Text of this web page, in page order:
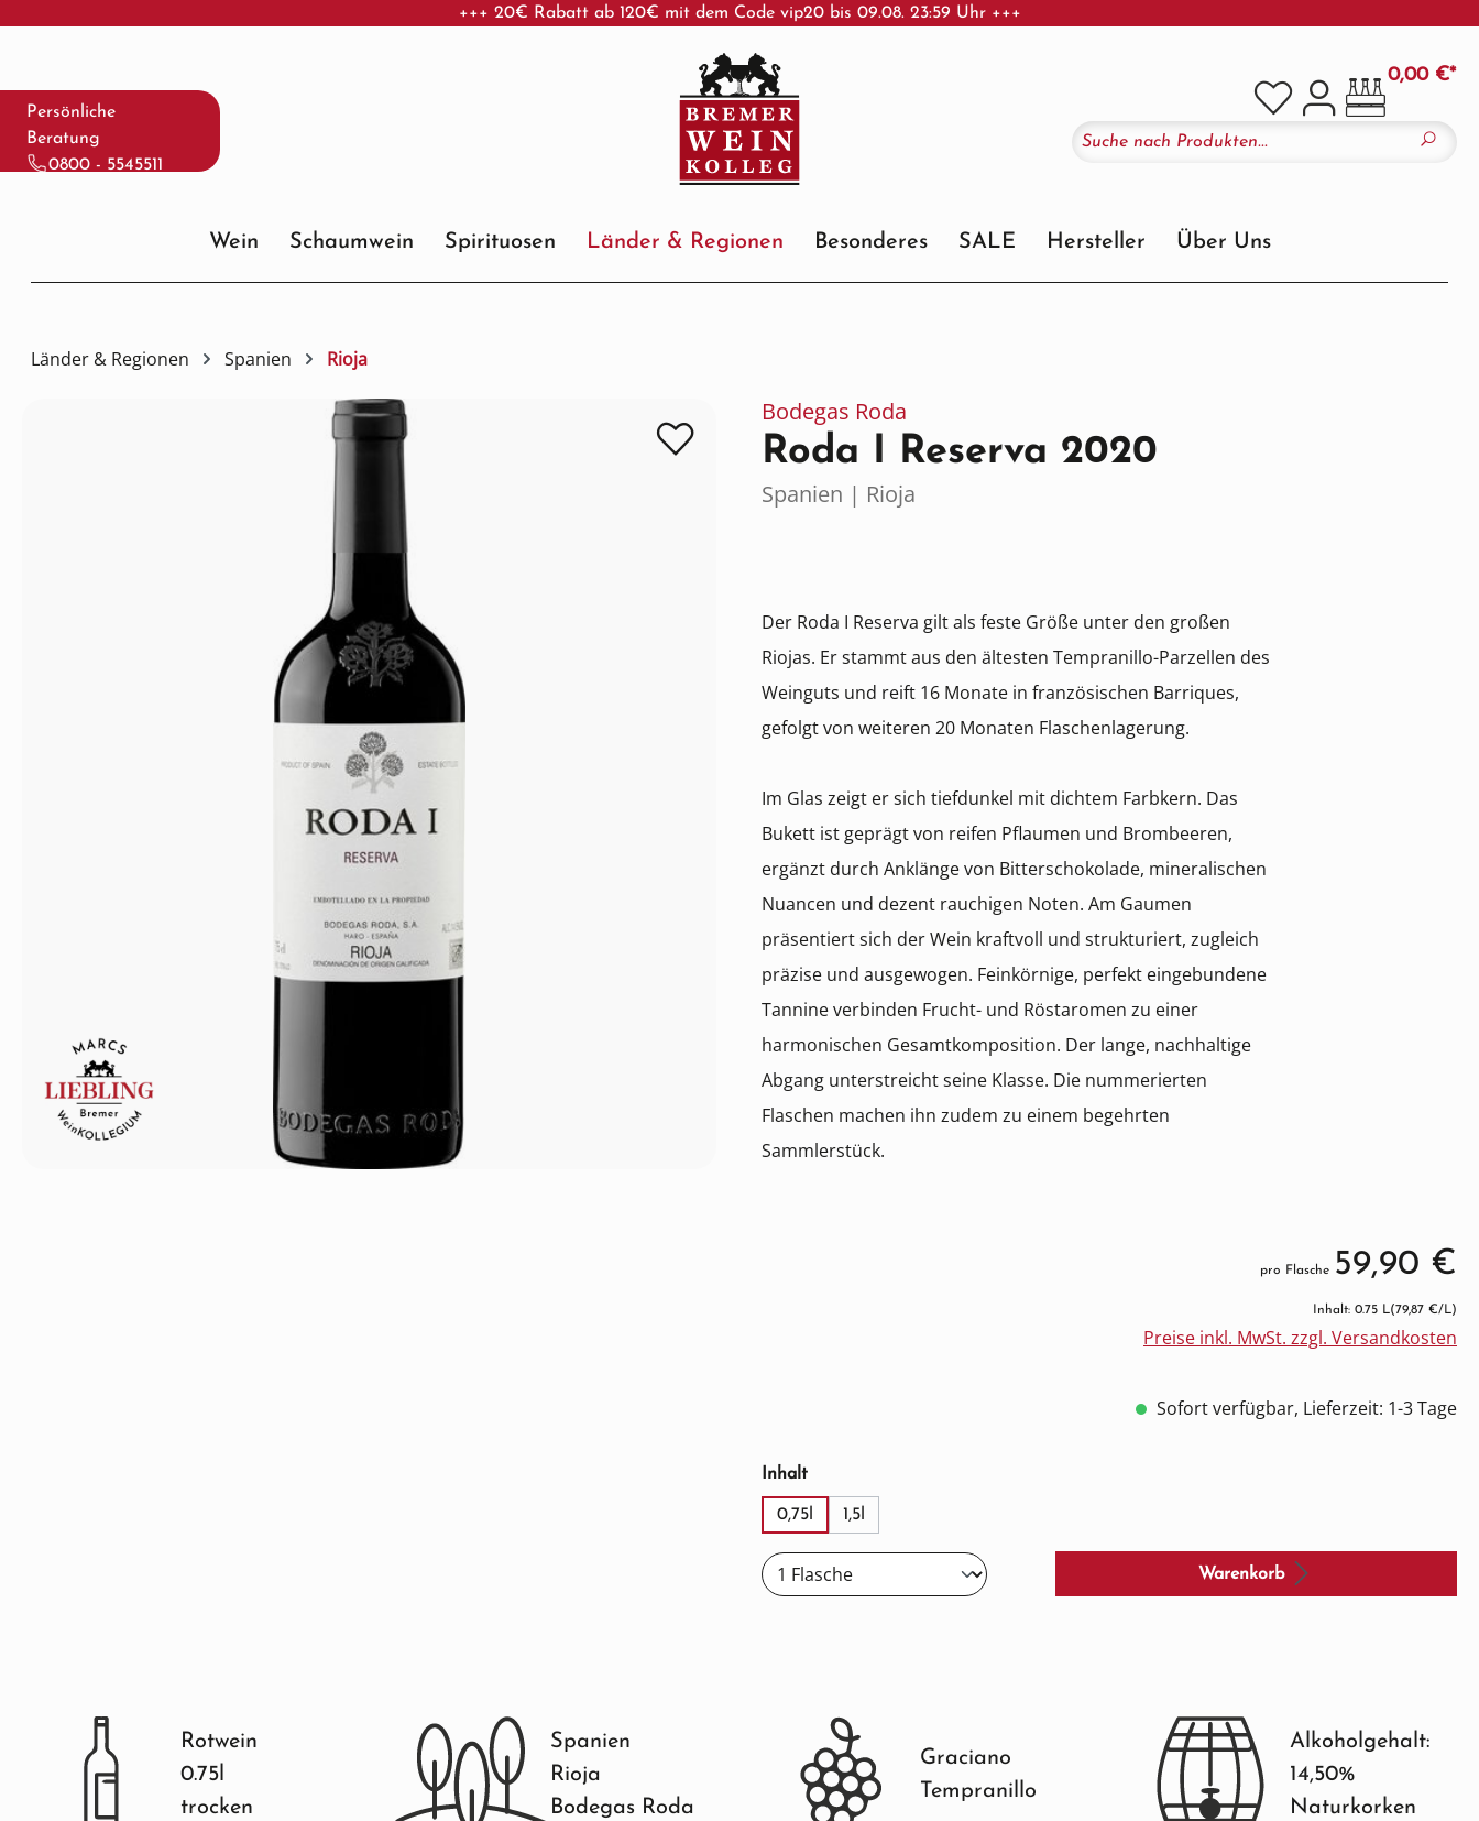
Hauptinhalt springen
Zur Suche springen
Zur Hauptnavigation springen
Persönliche
Beratung
0800 - 5545511
+++ 20€ Rabatt ab 120€ mit dem Code vip20 bis 09.08. 23:59 Uhr +++
0,00 €*
Wein Schaumwein Spirituosen Länder & Regionen Besonderes SALE Hersteller Über Uns
Länder & Regionen Spanien Rioja
Bodegas Roda
Roda I Reserva 2020
Spanien | Rioja
Der Roda I Reserva gilt als feste Größe unter den großen
Riojas. Er stammt aus den ältesten Tempranillo-Parzellen des
Weinguts und reift 16 Monate in französischen Barriques,
gefolgt von weiteren 20 Monaten Flaschenlagerung.
Im Glas zeigt er sich tiefdunkel mit dichtem Farbkern. Das
Bukett ist geprägt von reifen Pflaumen und Brombeeren,
ergänzt durch Anklänge von Bitterschokolade, mineralischen
Nuancen und dezent rauchigen Noten. Am Gaumen
präsentiert sich der Wein kraftvoll und strukturiert, zugleich
präzise und ausgewogen. Feinkörnige, perfekt eingebundene
Tannine verbinden Frucht- und Röstaromen zu einer
harmonischen Gesamtkomposition. Der lange, nachhaltige
Abgang unterstreicht seine Klasse. Die nummerierten
Flaschen machen ihn zudem zu einem begehrten
Sammlerstück.
pro Flasche 59,90 €
Inhalt: 0.75 L(79,87 €/L)
Preise inkl. MwSt. zzgl. Versandkosten
Sofort verfügbar, Lieferzeit: 1-3 Tage
Inhaltauswählen
0,75l 1,5l
Warenkorb
Rotwein
0.75l
trocken
Spanien
Rioja
Bodegas Roda
Graciano
Tempranillo
Alkoholgehalt:
14,50%
Naturkorken